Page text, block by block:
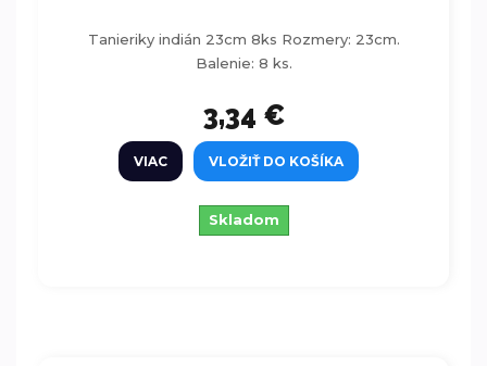
Tanieriky indián 23cm 8ks Rozmery: 23cm.
Balenie: 8 ks.
3,34 €
VIAC VLOŽIŤ DO KOŠÍKA
Skladom